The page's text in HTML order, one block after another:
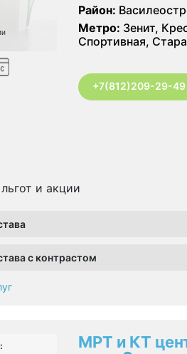
Район:
Метро: Зенит,
Спортивная,
+7(812)209-29-49
и акции
с контрастом
МРТ и КТ